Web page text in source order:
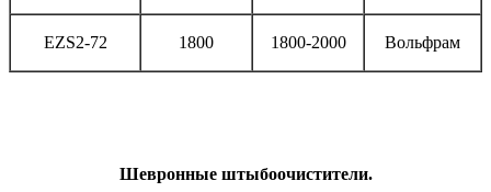
EZS2-72 1800 1800-2000 Вольфрам
Шевронные штыбоочистители.